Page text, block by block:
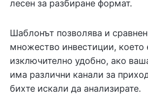
лесен за разбиране формат.
Шаблонът позволява и
множество инвестиции, което
изключително удобно, ако
има различни канали за
бихте искали да анализирате.